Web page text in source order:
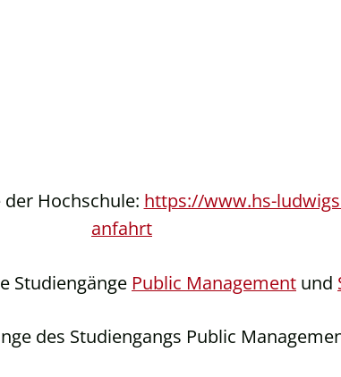
Hochschule: https://www.hs-
anfahrt
Studiengänge Public Management und
des Studiengangs Public